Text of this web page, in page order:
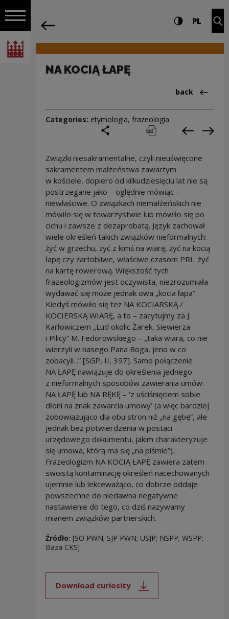
Open navigation
National Centre for Culture Poland
Navigation Settings and search
High contrast
PL
NA KOCIĄ ŁAPĘ
Back
back
Categories: etymologia, frazeologia
print pobierz Previous
Związki niesakramentalne, czyli nieuświęcone
sakramentem małżeństwa zawartym
w kościele, dopiero od kilkudziesięciu lat nie są
postrzegane jako – oględnie mówiąc –
niewłaściwe. O związkach niemałżeńskich nie
mówiło się w towarzystwie lub mówiło się po
cichu i zawsze z dezaprobatą. Język zachował
wiele określeń takich związków nieformalnych:
żyć w grzechu, żyć z kimś na wiarę, żyć na kocią
łapę czy żartobliwe, właściwe czasom PRL: żyć
na kartę rowerową. Większość tych
frazeologizmów jest oczywista, niezrozumiała
wydawać się może jednak owa „kocia łapa”.
Kiedyś mówiło się też NA KOCIARSKĄ /
KOCIERSKĄ WIARĘ, a to – zacytujmy za J.
Karłowiczem „Lud okolic Żarek, Siewierza
i Pilicy” M. Fedorowskiego – „taka wiara, co nie
wierzyli w nasego Pana Boga, jeno w co
zobacyli...” [SGP, II, 397]. Samo połączenie
NA ŁAPĘ nawiązuje do określenia jednego
z nieformalnych sposobów zawierania umów:
NA ŁAPĘ lub NA RĘKĘ – ‘z uściśnięciem sobie
dłoni na znak zawarcia umowy’ (a więc bardziej
zobowiązująco dla obu stron niż „na gębę”, ale
jednak bez potwierdzenia w postaci
urzędowego dokumentu, jakim charakteryzuje
się umowa, którą ma się „na piśmie”).
Frazeologizm NA KOCIĄ ŁAPĘ zawiera zatem
swoistą kontaminację określeń nacechowanych
ujemnie lub lekceważąco, co dobrze oddaje
powszechne do niedawna negatywne
nastawienie do tego, co dziś nazywamy
mianem związków partnerskich.
Źródło: [SO PWN; SJP PWN; USJP; NSPP; WSPP;
Baza CKS]
Download curiosity
Note, the link will open in a new